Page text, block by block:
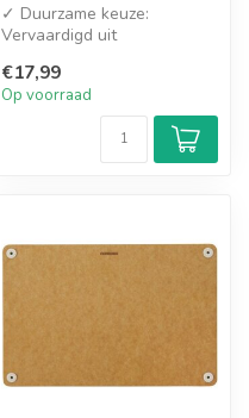
✓ Duurzame keuze:
Vervaardigd uit
ceramic (gerecycled keram...
€17,99
Op voorraad